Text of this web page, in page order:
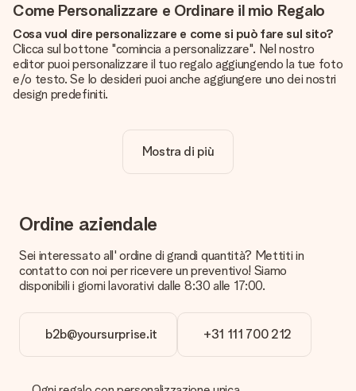
Come Personalizzare e Ordinare il mio Regalo
Cosa vuol dire personalizzare e come si può fare sul sito?
Clicca sul bottone "comincia a personalizzare". Nel nostro
editor puoi personalizzare il tuo regalo aggiungendo la tue foto
e/o testo. Se lo desideri puoi anche aggiungere uno dei nostri
design predefiniti.
Certo! Il prezzo mostrato include sempre la personalizzazione
Vogliamo assicurarci che tu sia completamente soddisfatto
del tuo regalo. Per questo è importante utilizzare foto di alta
nostro servizio clienti e includi la foto insieme al regalo che
vuoi ordinare. Potranno verificare la qualità per te!
Puoi usare i formati JPG e PNG. Se hai bisogno di aiuto
contatta il servizio clienti.
desidero non fosse disponibile?
Mostra di più
Ordine aziendale
Sei interessato all' ordine di grandi quantità? Mettiti in
contatto con noi per ricevere un preventivo! Siamo
disponibili i giorni lavorativi dalle 8:30 alle 17:00.
b2b@yoursurprise.it +31 111 700 212